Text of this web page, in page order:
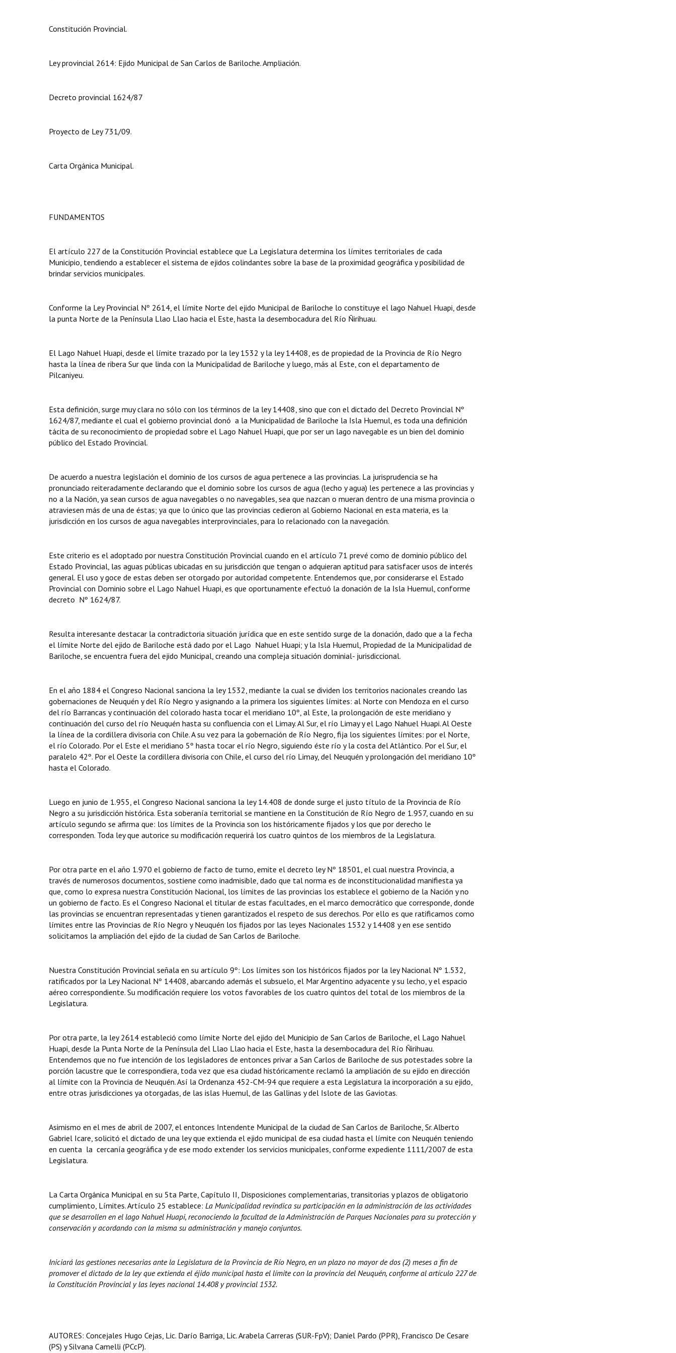
Constitución Provincial.
Ley provincial 2614: Ejido Municipal de San Carlos de Bariloche. Ampliación.
Decreto provincial 1624/87
Proyecto de Ley 731/09.
Carta Orgánica Municipal.
FUNDAMENTOS
El artículo 227 de la Constitución Provincial establece que La Legislatura determina los límites territoriales de cada
Municipio, tendiendo a establecer el sistema de ejidos colindantes sobre la base de la proximidad geográfica y posibilidad de
brindar servicios municipales.
Conforme la Ley Provincial Nº 2614, el límite Norte del ejido Municipal de Bariloche lo constituye el lago Nahuel Huapi, desde
la punta Norte de la Península Llao Llao hacia el Este, hasta la desembocadura del Río Ñirihuau.
El Lago Nahuel Huapi, desde el límite trazado por la ley 1532 y la ley 14408, es de propiedad de la Provincia de Río Negro
hasta la línea de ribera Sur que linda con la Municipalidad de Bariloche y luego, más al Este, con el departamento de
Pilcaniyeu.
Esta definición, surge muy clara no sólo con los términos de la ley 14408, sino que con el dictado del Decreto Provincial Nº
1624/87, mediante el cual el gobierno provincial donó a la Municipalidad de Bariloche la Isla Huemul, es toda una definición
tácita de su reconocimiento de propiedad sobre el Lago Nahuel Huapi, que por ser un lago navegable es un bien del dominio
público del Estado Provincial.
De acuerdo a nuestra legislación el dominio de los cursos de agua pertenece a las provincias. La jurisprudencia se ha
pronunciado reiteradamente declarando que el dominio sobre los cursos de agua (lecho y agua) les pertenece a las provincias y
no a la Nación, ya sean cursos de agua navegables o no navegables, sea que nazcan o mueran dentro de una misma provincia o
atraviesen más de una de éstas; ya que lo único que las provincias cedieron al Gobierno Nacional en esta materia, es la
jurisdicción en los cursos de agua navegables interprovinciales, para lo relacionado con la navegación.
Este criterio es el adoptado por nuestra Constitución Provincial cuando en el artículo 71 prevé como de dominio público del
Estado Provincial, las aguas públicas ubicadas en su jurisdicción que tengan o adquieran aptitud para satisfacer usos de interés
general. El uso y goce de estas deben ser otorgado por autoridad competente. Entendemos que, por considerarse el Estado
Provincial con Dominio sobre el Lago Nahuel Huapi, es que oportunamente efectuó la donación de la Isla Huemul, conforme
decreto Nº 1624/87.
Resulta interesante destacar la contradictoria situación jurídica que en este sentido surge de la donación, dado que a la fecha
el límite Norte del ejido de Bariloche está dado por el Lago Nahuel Huapi; y la Isla Huemul, Propiedad de la Municipalidad de
Bariloche, se encuentra fuera del ejido Municipal, creando una compleja situación dominial- jurisdiccional.
En el año 1884 el Congreso Nacional sanciona la ley 1532, mediante la cual se dividen los territorios nacionales creando las
gobernaciones de Neuquén y del Río Negro y asignando a la primera los siguientes límites: al Norte con Mendoza en el curso
del río Barrancas y continuación del colorado hasta tocar el meridiano 10º, al Este, la prolongación de este meridiano y
continuación del curso del río Neuquén hasta su confluencia con el Limay. Al Sur, el río Limay y el Lago Nahuel Huapi. Al Oeste
la línea de la cordillera divisoria con Chile. A su vez para la gobernación de Río Negro, fija los siguientes límites: por el Norte,
el río Colorado. Por el Este el meridiano 5º hasta tocar el río Negro, siguiendo éste río y la costa del Atlántico. Por el Sur, el
paralelo 42º. Por el Oeste la cordillera divisoria con Chile, el curso del río Limay, del Neuquén y prolongación del meridiano 10º
hasta el Colorado.
Luego en junio de 1.955, el Congreso Nacional sanciona la ley 14.408 de donde surge el justo título de la Provincia de Río
Negro a su jurisdicción histórica. Esta soberanía territorial se mantiene en la Constitución de Río Negro de 1.957, cuando en su
artículo segundo se afirma que: los límites de la Provincia son los históricamente fijados y los que por derecho le
corresponden. Toda ley que autorice su modificación requerirá los cuatro quintos de los miembros de la Legislatura.
Por otra parte en el año 1.970 el gobierno de facto de turno, emite el decreto ley Nº 18501, el cual nuestra Provincia, a
través de numerosos documentos, sostiene como inadmisible, dado que tal norma es de inconstitucionalidad manifiesta ya
que, como lo expresa nuestra Constitución Nacional, los límites de las provincias los establece el gobierno de la Nación y no
un gobierno de facto. Es el Congreso Nacional el titular de estas facultades, en el marco democrático que corresponde, donde
las provincias se encuentran representadas y tienen garantizados el respeto de sus derechos. Por ello es que ratificamos como
límites entre las Provincias de Río Negro y Neuquén los fijados por las leyes Nacionales 1532 y 14408 y en ese sentido
solicitamos la ampliación del ejido de la ciudad de San Carlos de Bariloche.
Nuestra Constitución Provincial señala en su artículo 9º: Los límites son los históricos fijados por la ley Nacional Nº 1.532,
ratificados por la Ley Nacional Nº 14408, abarcando además el subsuelo, el Mar Argentino adyacente y su lecho, y el espacio
aéreo correspondiente. Su modificación requiere los votos favorables de los cuatro quintos del total de los miembros de la
Legislatura.
Por otra parte, la ley 2614 estableció como límite Norte del ejido del Municipio de San Carlos de Bariloche, el Lago Nahuel
Huapi, desde la Punta Norte de la Península del Llao Llao hacia el Este, hasta la desembocadura del Río Ñirihuau.
Entendemos que no fue intención de los legisladores de entonces privar a San Carlos de Bariloche de sus potestades sobre la
porción lacustre que le correspondiera, toda vez que esa ciudad históricamente reclamó la ampliación de su ejido en dirección
al límite con la Provincia de Neuquén. Así la Ordenanza 452-CM-94 que requiere a esta Legislatura la incorporación a su ejido,
entre otras jurisdicciones ya otorgadas, de las islas Huemul, de las Gallinas y del Islote de las Gaviotas.
Asimismo en el mes de abril de 2007, el entonces Intendente Municipal de la ciudad de San Carlos de Bariloche, Sr. Alberto
Gabriel Icare, solicitó el dictado de una ley que extienda el ejido municipal de esa ciudad hasta el límite con Neuquén teniendo
en cuenta la cercanía geográfica y de ese modo extender los servicios municipales, conforme expediente 1111/2007 de esta
Legislatura.
La Carta Orgánica Municipal en su 5ta Parte, Capítulo II, Disposiciones complementarias, transitorias y plazos de obligatorio
cumplimiento, Límites. Artículo 25 establece: La Municipalidad revindica su participación en la administración de las actividades
que se desarrollen en el lago Nahuel Huapi, reconociendo la facultad de la Administración de Parques Nacionales para su protección y
conservación y acordando con la misma su administración y manejo conjuntos.
Iniciará las gestiones necesarias ante la Legislatura de la Provincia de Río Negro, en un plazo no mayor de dos (2) meses a fin de
promover el dictado de la ley que extienda el éjido municipal hasta el límite con la provincia del Neuquén, conforme al artículo 227 de
la Constitución Provincial y las leyes nacional 14.408 y provincial 1532.
AUTORES: Concejales Hugo Cejas, Lic. Darío Barriga, Lic. Arabela Carreras (SUR-FpV); Daniel Pardo (PPR), Francisco De Cesare
(PS) y Silvana Camelli (PCcP).